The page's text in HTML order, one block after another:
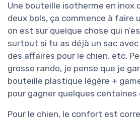
Une bouteille isotherme en inox
deux bols, ça commence à faire
on est sur quelque chose qui
surtout si tu as déjà un sac avec
des affaires pour le chien, etc.
grosse rando, je pense que je
bouteille plastique légère +
pour gagner quelques centaines
Pour le chien, le confort est